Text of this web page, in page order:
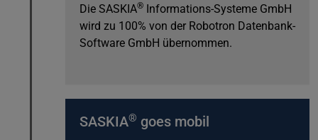
Die SASKIA®
Informations-Systeme GmbH
wird zu 100% von der Robotron Datenbank-
Software GmbH übernommen.
SASKIA® goes mobil